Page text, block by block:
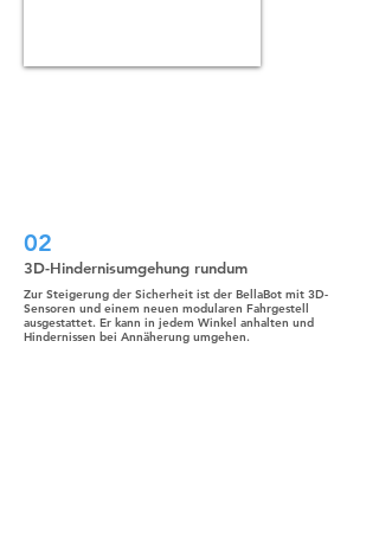
02
3D-Hindernisumgehung rundum
Zur Steigerung der Sicherheit ist der BellaBot mit 3D-
Sensoren und einem neuen modularen Fahrgestell
ausgestattet. Er kann in jedem Winkel anhalten und
Hindernissen bei Annäherung umgehen.